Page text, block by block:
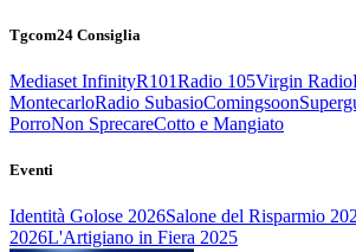
Tgcom24 Consiglia
Mediaset InfinityR101Radio 105Virgin Radio
MontecarloRadio SubasioComingsoon
PorroNon SprecareCotto e Mangiato
Eventi
Identità Golose 2026Salone del Risparmio
2026L'Artigiano in Fiera 2025